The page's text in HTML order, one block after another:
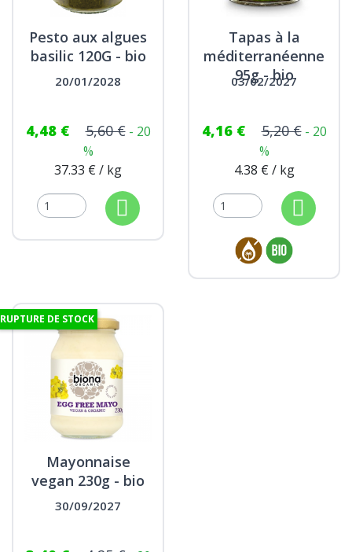
Pesto aux algues
basilic 120G - bio
20/01/2028
4,48 € 5,60 € - 20
%
37.33 € / kg
Tapas à la
méditerranéenne
95g - bio
03/02/2027
4,16 € 5,20 € - 20
%
4.38 € / kg
Mayonnaise
vegan 230g - bio
30/09/2027
RUPTURE DE STOCK